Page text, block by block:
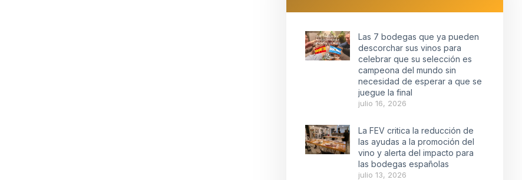
Las 7 bodegas que ya pueden
descorchar sus vinos para
celebrar que su selección es
campeona del mundo sin
necesidad de esperar a que se
juegue la final
julio 16, 2026
La FEV critica la reducción de
las ayudas a la promoción del
vino y alerta del impacto para
las bodegas españolas
julio 13, 2026